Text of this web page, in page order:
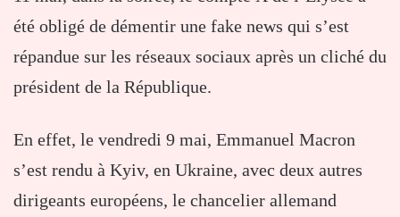
été obligé de démentir une fake news qui s’est
répandue sur les réseaux sociaux après un cliché du
président de la République.
En effet, le vendredi 9 mai, Emmanuel Macron
s’est rendu à Kyiv, en Ukraine, avec deux autres
dirigeants européens, le chancelier allemand